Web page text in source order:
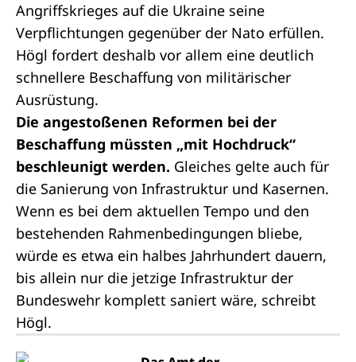
Angriffskrieges auf die Ukraine seine
Verpflichtungen gegenüber der Nato erfüllen.
Högl fordert deshalb vor allem eine deutlich
schnellere Beschaffung von militärischer
Ausrüstung.
Die angestoßenen Reformen bei der
Beschaffung müssten „mit Hochdruck“
beschleunigt werden. Gleiches gelte auch für
die Sanierung von Infrastruktur und Kasernen.
Wenn es bei dem aktuellen Tempo und den
bestehenden Rahmenbedingungen bliebe,
würde es etwa ein halbes Jahrhundert dauern,
bis allein nur die jetzige Infrastruktur der
Bundeswehr komplett saniert wäre, schreibt
Högl.